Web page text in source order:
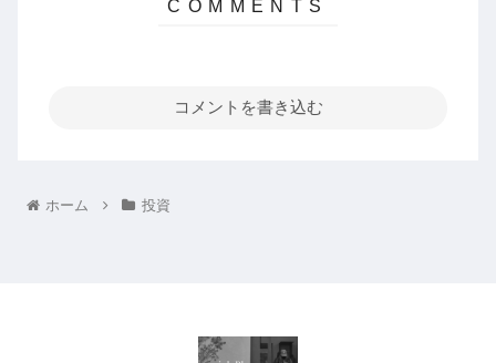
コメントを書き込む
ホーム 投資